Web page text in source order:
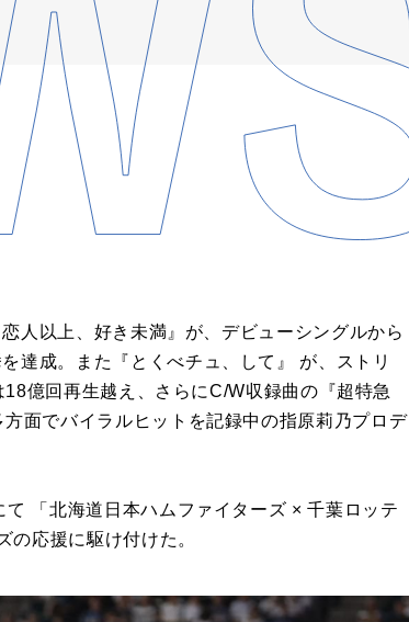
人以上、好き未満』が、デビューシングルから
達成。また『とくべチュ、して』 が、ストリ
億回再生越え、さらにC/W収録曲の『超特急
面でバイラルヒットを記録中の指原莉乃プロデ
「北海道日本ハムファイターズ × 千葉ロッテ
応援に駆け付けた。